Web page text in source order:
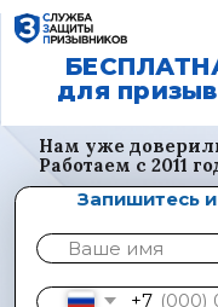
БЕСПЛАТНАЯ
для
+7
Запишитесь и